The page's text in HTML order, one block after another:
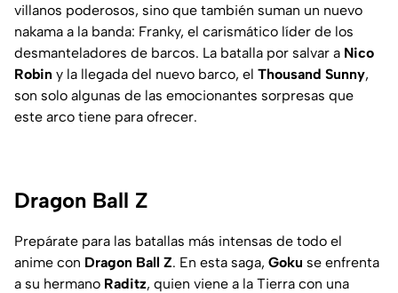
villanos poderosos, sino que también suman un nuevo
nakama a la banda: Franky, el carismático líder de los
desmanteladores de barcos. La batalla por salvar a Nico
Robin y la llegada del nuevo barco, el Thousand Sunny,
son solo algunas de las emocionantes sorpresas que
este arco tiene para ofrecer.
Dragon Ball Z
Prepárate para las batallas más intensas de todo el
anime con Dragon Ball Z. En esta saga, Goku se enfrenta
a su hermano Raditz, quien viene a la Tierra con una